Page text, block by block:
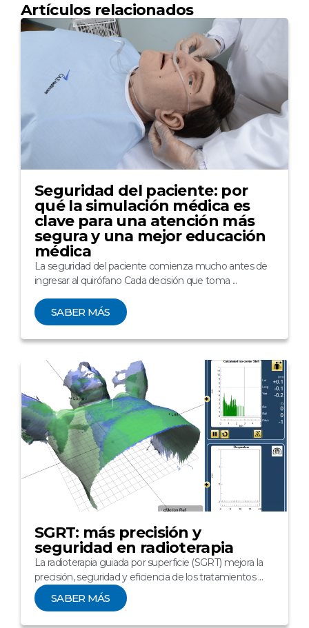
Artículos relacionados
Seguridad del paciente: por
qué la simulación médica es
clave para una atención más
segura y una mejor educación
médica
La seguridad del paciente comienza mucho antes de
ingresar al quirófano Cada decisión que toma ...
SABER MÁS
SGRT: más precisión y
seguridad en radioterapia
La radioterapia guiada por superficie (SGRT) mejora la
precisión, seguridad y eficiencia de los tratamientos ...
SABER MÁS